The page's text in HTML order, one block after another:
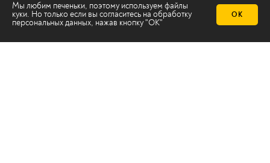
Мы любим печеньки, поэтому используем файлы
куки. Но только если вы согласитесь на обработку
персональных данных, нажав кнопку "ОК"
ОК